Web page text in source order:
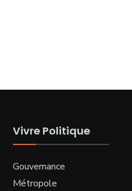
Vivre Politique
Gouvernance
Métropole